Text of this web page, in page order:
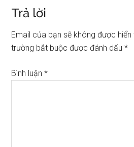
Trả lời
Email của bạn sẽ không được
trường bắt buộc được đánh dấu*
Bình luận*